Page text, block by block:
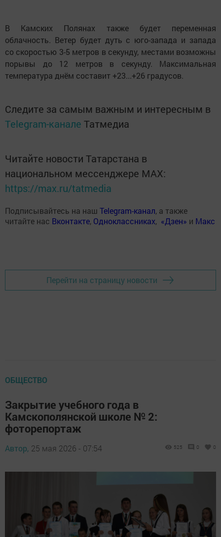
В Камских Полянах также будет переменная
облачность. Ветер будет дуть с юго-запада и запада
со скоростью 3-5 метров в секунду, местами возможны
порывы до 12 метров в секунду. Максимальная
температура днём составит +23...+26 градусов.
Следите за самым важным и интересным в
Telegram-канале Татмедиа
Читайте новости Татарстана в
национальном мессенджере MАХ:
https://max.ru/tatmedia
Подписывайтесь на наш Telegram-канал, а также
читайте нас Вконтакте, Одноклассниках, «Дзен» и Макс
Перейти на страницу новости
ОБЩЕСТВО
Закрытие учебного года в
Камскополянской школе № 2:
фоторепортаж
Автор, 25 мая 2026 - 07:54 525 0 0